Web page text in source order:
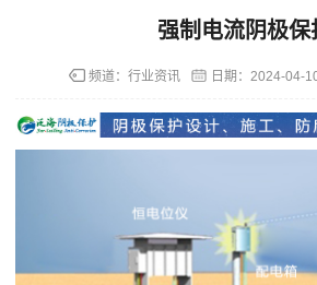
强制电流阴极保
频道： 行业资讯 日期： 2024-04-